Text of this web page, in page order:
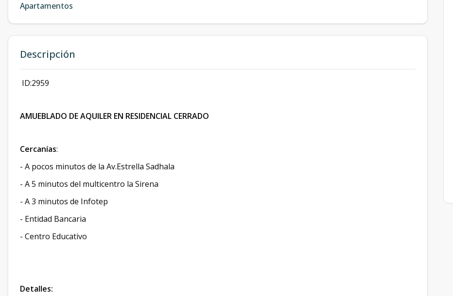
Apartamentos
Descripción
ID:2959
AMUEBLADO DE AQUILER EN RESIDENCIAL CERRADO
Cercanías:
- A pocos minutos de la Av.Estrella Sadhala
- A 5 minutos del multicentro la Sirena
- A 3 minutos de Infotep
- Entidad Bancaria
- Centro Educativo
Detalles: